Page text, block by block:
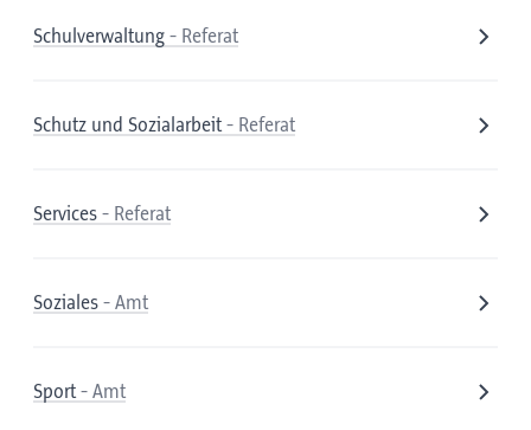
Schulverwaltung - Referat
Schutz und Sozialarbeit- Referat
Services - Referat
Soziales - Amt
Sport- Amt